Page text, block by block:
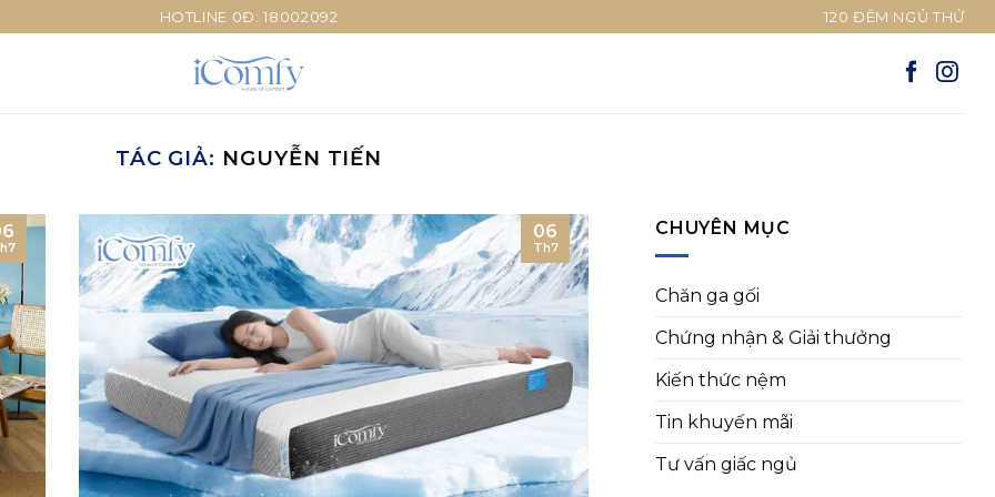
HOTLINE 0Đ: 18002092 120 ĐÊM NGỦ THỬ
TÁC GIẢ: NGUYỄN TIẾN
06
Th7
CHUYÊN MỤC
Chăn ga gối
Chứng nhận & Giải thưởng
Kiến thức nệm
Tin khuyến mãi
Tư vấn giấc ngủ